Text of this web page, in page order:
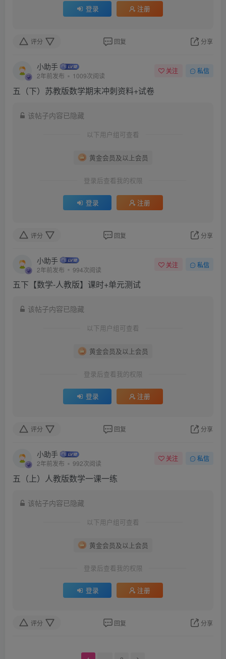
登录 注册
评分 回复 分享
小助手
2年前发布 1009次阅读
关注 私信
五（下）苏教版数学期末冲刺资料+试卷
该帖子内容已隐藏
以下用户组可查看
黄金会员及以上会员
登录后查看我的权限
登录 注册
评分 回复 分享
小助手
2年前发布 994次阅读
关注 私信
五下【数学-人教版】课时+单元测试
该帖子内容已隐藏
以下用户组可查看
黄金会员及以上会员
登录后查看我的权限
登录 注册
评分 回复 分享
小助手
2年前发布 992次阅读
关注 私信
五（上）人教版数学一课一练
该帖子内容已隐藏
以下用户组可查看
黄金会员及以上会员
登录后查看我的权限
登录 注册
评分 回复 分享